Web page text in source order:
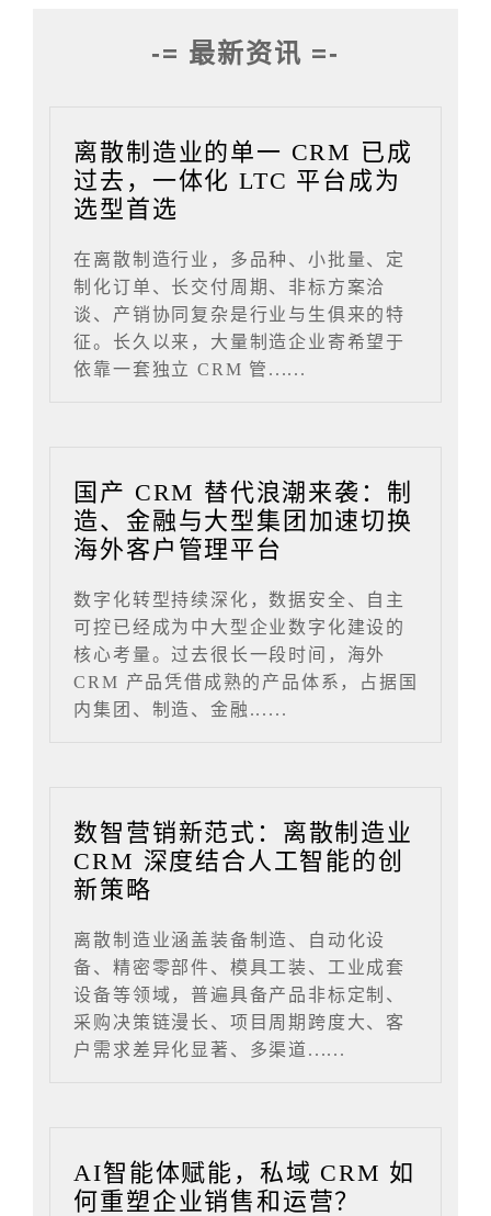
-= 最新资讯 =-
离散制造业的单一 CRM 已成
过去，一体化 LTC 平台成为
选型首选
在离散制造行业，多品种、小批量、定
制化订单、长交付周期、非标方案洽
谈、产销协同复杂是行业与生俱来的特
征。长久以来，大量制造企业寄希望于
依靠一套独立 CRM 管......
国产 CRM 替代浪潮来袭：制
造、金融与大型集团加速切换
海外客户管理平台
数字化转型持续深化，数据安全、自主
可控已经成为中大型企业数字化建设的
核心考量。过去很长一段时间，海外
CRM 产品凭借成熟的产品体系，占据国
内集团、制造、金融......
数智营销新范式：离散制造业
CRM 深度结合人工智能的创
新策略
离散制造业涵盖装备制造、自动化设
备、精密零部件、模具工装、工业成套
设备等领域，普遍具备产品非标定制、
采购决策链漫长、项目周期跨度大、客
户需求差异化显著、多渠道......
AI智能体赋能，私域 CRM 如
何重塑企业销售和运营？